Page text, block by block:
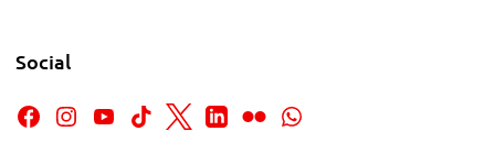
Social